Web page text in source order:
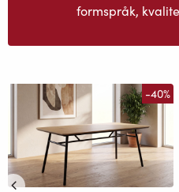
formspråk,
-40%